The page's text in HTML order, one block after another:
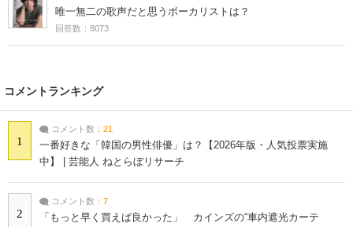
唯一無二の歌声だと思うボーカリストは？
回答数：8073
コメントランキング
1
コメント数： 21
一番好きな「韓国の男性俳優」は？【2026年版・人気投票実施
中】 | 芸能人 ねとらぼリサーチ
2
コメント数： 7
「もっと早く買えば良かった」 カインズの“車内遮光カーテ